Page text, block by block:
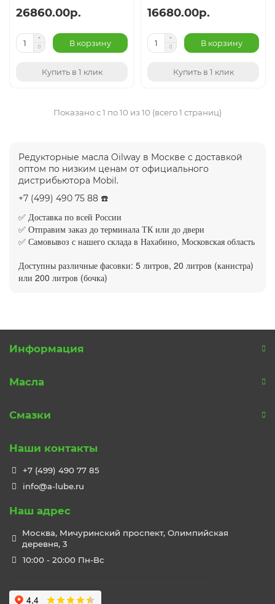
26860.00р.
В корзину
Купить в 1 клик
16680.00р.
В корзину
Купить в 1 клик
Показано с 1 по 10 из 10 (всего 1 страниц)
Редукторные масла Oilway в Москве с доставкой
оптом по низким ценам от официального
дистрибьютора Mobil.
+7 (499) 490 75 88 ☎️
✅ Доставка по всей России
✅ Отправим заказ до терминала ТК или до двери
✅ Самовывоз с нашего склада в Нахабино, Московская область
Доступны различные фасовки: 5 литров, 20 литров (канистра)
или 200 литров (бочка)
Информация
Масла
Смазки
Наши контакты
+7 (499) 490 77 85
info@a-lube.ru
Наш адрес
Москва, Мичуринский проспект, Олимпийская
деревня, 3
10:00 - 20:00 Пн-Вс